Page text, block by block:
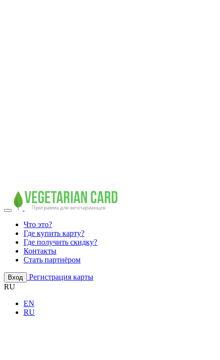
Что это?
Где купить карту?
Где получить скидку?
Контакты
Стать партнёром
Вход
Регистрация карты
RU
EN
RU